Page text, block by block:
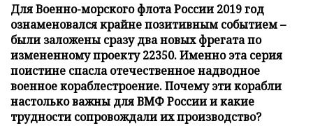
Для Военно-морского флота России 2019 год
ознаменовался крайне позитивным событием –
были заложены сразу два новых фрегата по
измененному проекту 22350. Именно эта серия
поистине спасла отечественное надводное
военное кораблестроение. Почему эти корабли
настолько важны для ВМФ России и какие
трудности сопровождали их производство?